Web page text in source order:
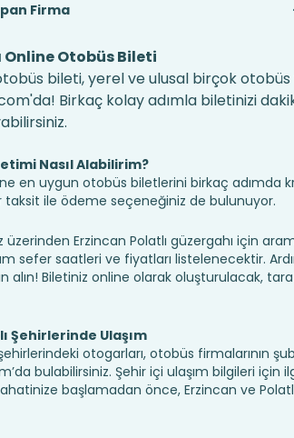
Firma
Online Otobüs Bileti
bileti, yerel ve ulusal birçok
Birkaç kolay adımla biletinizi
Nasıl Alabilirim?
en uygun otobüs biletlerini birkaç adımda
taksit ile ödeme seçeneğiniz de bulunuyor.
Erzincan Polatlı güzergahı için
sefer saatleri ve fiyatları listelenecektir.
alın! Biletiniz online olarak oluşturulacak,
Şehirlerinde Ulaşım
otogarları, otobüs firmalarının
bulabilirsiniz. Şehir içi ulaşım bilgileri için
başlamadan önce, Erzincan ve